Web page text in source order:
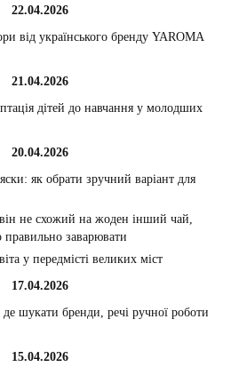
22.04.2026
від українського бренду YAROMA
21.04.2026
дітей до навчання у молодших
20.04.2026
як обрати зручний варіант для
не схожий на жоден інший чай,
заварювати
у передмісті великих міст
17.04.2026
шукати бренди, речі ручної роботи
15.04.2026